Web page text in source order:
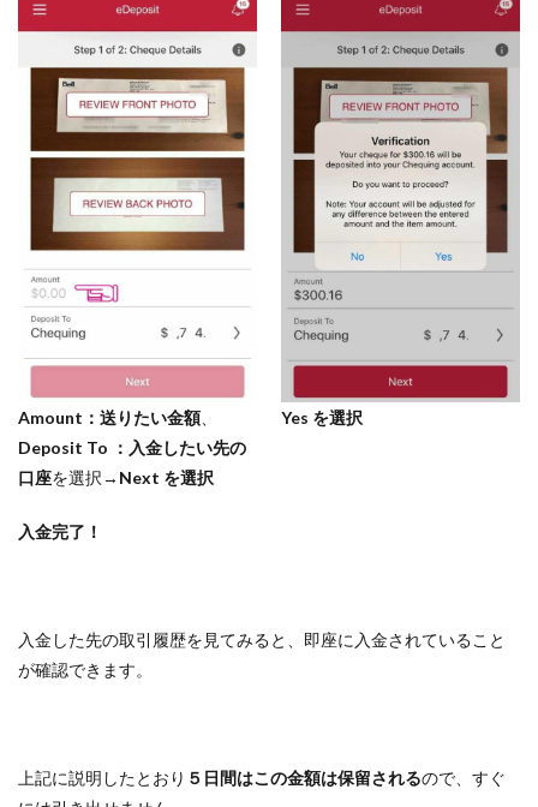
Amount：送りたい金額、
Deposit To ：入金したい先の
口座を選択→ Next を選択
Yes を選択
入金完了！
入金した先の取引履歴を見てみると、即座に入金されていること
が確認できます。
上記に説明したとおり ５日間はこの金額は保留されるので、すぐ